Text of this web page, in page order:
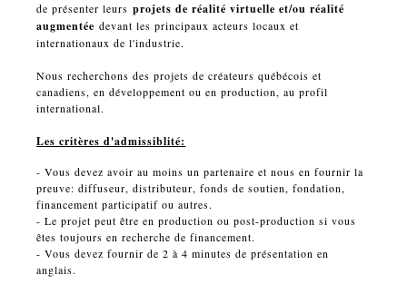
de présenter leursprojets de réalité virtuelle et/ou réalité
augmentée devant les principaux acteurs locaux et
internationaux de l'industrie.
Nous recherchons des projets de créateurs québécois et
canadiens, en développement ou en production, au profil
international.
Les critères d'admissiblité:
- Vous devez avoir au moins un partenaire et nous en fournir la
preuve: diffuseur, distributeur, fonds de soutien, fondation,
financement participatif ou autres.
- Le projet peut être en production ou post-production si vous
êtes toujours en recherche de financement.
- Vous devez fournir de 2 à 4 minutes de présentation en
anglais.